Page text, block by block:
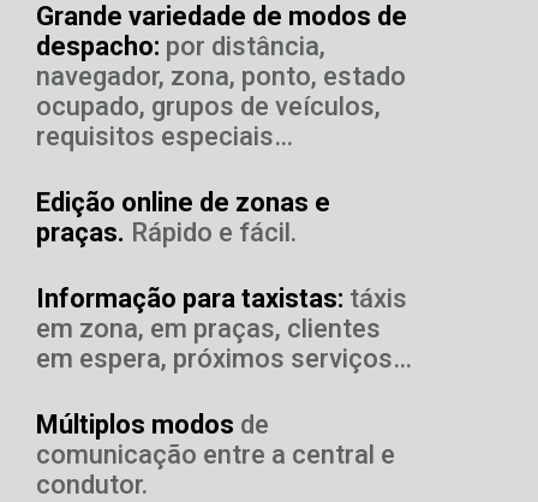
Grande variedade de modos de
despacho: por distância,
navegador, zona, ponto, estado
ocupado, grupos de veículos,
requisitos especiais…
Edição online de zonas e
praças. Rápido e fácil.
Informação para taxistas: táxis
em zona, em praças, clientes
em espera, próximos serviços…
Múltiplos modos de
comunicação entre a central e
condutor.